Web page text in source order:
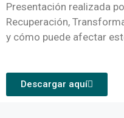
Presentación realizada
Recuperación,
y cómo puede afectar
Descargar aquí